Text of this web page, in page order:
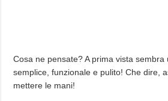
Cosa ne pensate? A prima vista sembra
semplice, funzionale e pulito! Che dire,
mettere le mani!